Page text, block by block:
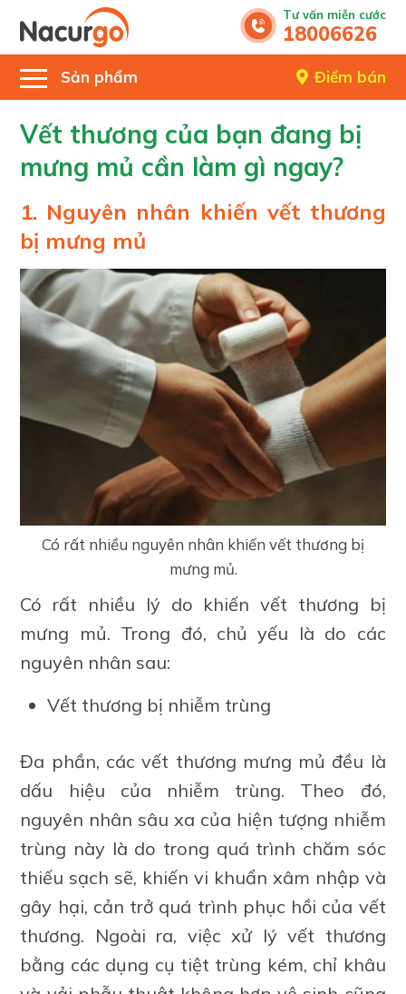
Tư vấn miễn cước
18006626
Sản phẩm Điểm bán
Vết thương của bạn đang bị
mưng mủ cần làm gì ngay?
1. Nguyên nhân khiến vết thương
bị mưng mủ
Có rất nhiều nguyên nhân khiến vết thương bị
mưng mủ.
Có rất nhiều lý do khiến vết thương bị
mưng mủ. Trong đó, chủ yếu là do các
nguyên nhân sau:
Vết thương bị nhiễm trùng
Đa phần, các vết thương mưng mủ đều là
dấu hiệu của nhiễm trùng. Theo đó,
nguyên nhân sâu xa của hiện tượng nhiễm
trùng này là do trong quá trình chăm sóc
thiếu sạch sẽ, khiến vi khuẩn xâm nhập và
gây hại, cản trở quá trình phục hồi của vết
thương. Ngoài ra, việc xử lý vết thương
bằng các dụng cụ tiệt trùng kém, chỉ khâu